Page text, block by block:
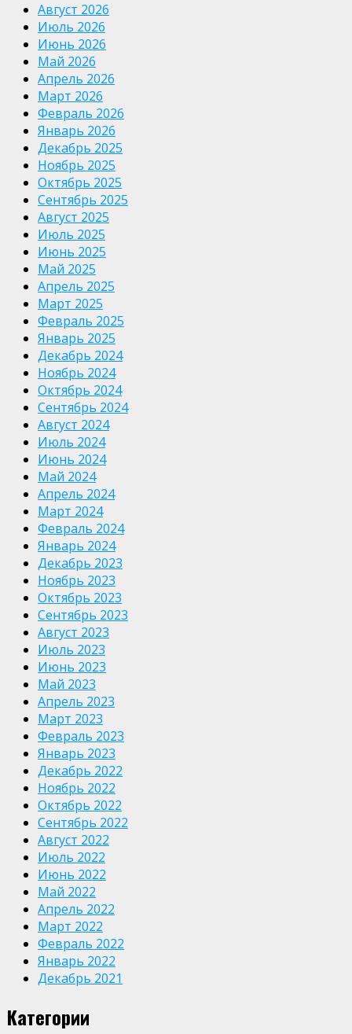
Август 2026
Июль 2026
Июнь 2026
Май 2026
Апрель 2026
Март 2026
Февраль 2026
Январь 2026
Декабрь 2025
Ноябрь 2025
Октябрь 2025
Сентябрь 2025
Август 2025
Июль 2025
Июнь 2025
Май 2025
Апрель 2025
Март 2025
Февраль 2025
Январь 2025
Декабрь 2024
Ноябрь 2024
Октябрь 2024
Сентябрь 2024
Август 2024
Июль 2024
Июнь 2024
Май 2024
Апрель 2024
Март 2024
Февраль 2024
Январь 2024
Декабрь 2023
Ноябрь 2023
Октябрь 2023
Сентябрь 2023
Август 2023
Июль 2023
Июнь 2023
Май 2023
Апрель 2023
Март 2023
Февраль 2023
Январь 2023
Декабрь 2022
Ноябрь 2022
Октябрь 2022
Сентябрь 2022
Август 2022
Июль 2022
Июнь 2022
Май 2022
Апрель 2022
Март 2022
Февраль 2022
Январь 2022
Декабрь 2021
Категории